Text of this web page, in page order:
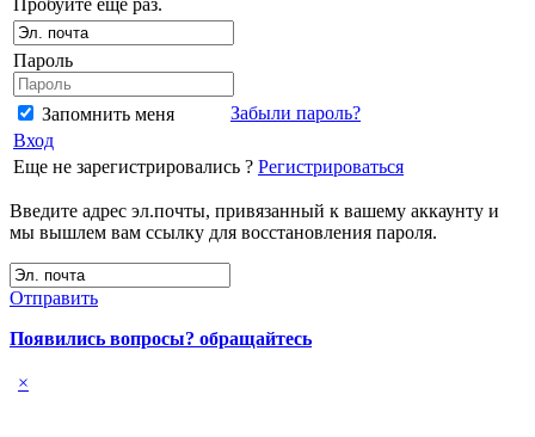
Пробуйте ещё раз.
Пароль
Запомнить меня
Забыли пароль?
Вход
Еще не зарегистрировались ? Регистрироваться
Введите адрес эл.почты, привязанный к вашему аккаунту и
мы вышлем вам ссылку для восстановления пароля.
Отправить
Появились вопросы? обращайтесь
×